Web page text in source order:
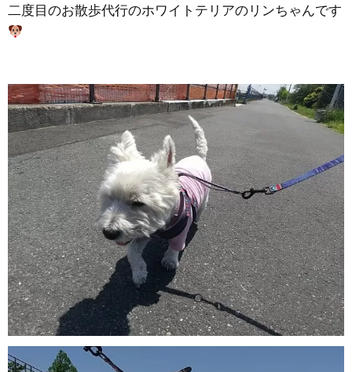
二度目のお散歩代行のホワイトテリアのリンちゃんです